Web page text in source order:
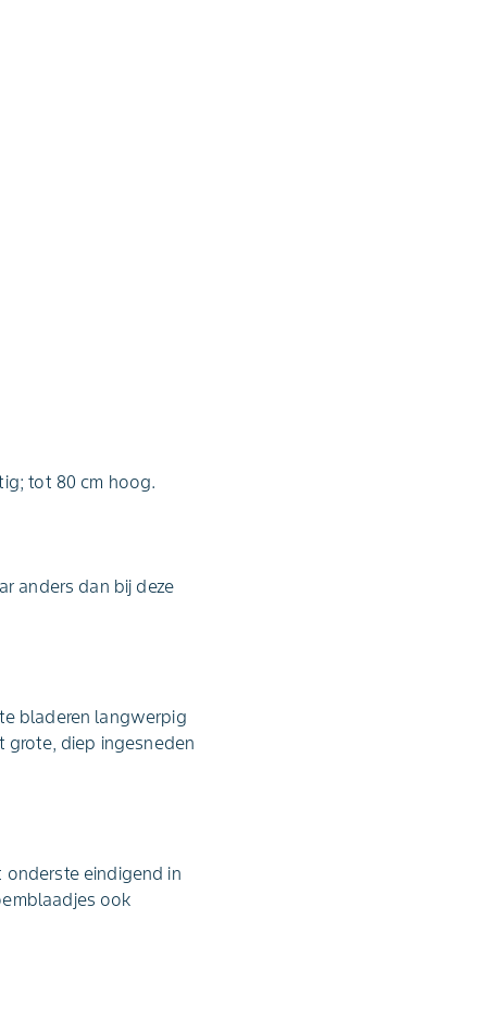
tot 80 cm hoog.
anders dan bij deze
bladeren langwerpig
diep ingesneden
eindigend in
ook